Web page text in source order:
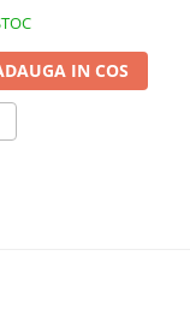
IN COS